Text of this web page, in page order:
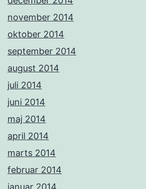
november 2014
oktober 2014
september 2014
august 2014
juli 2014
juni 2014
maj 2014
april 2014
marts 2014
februar 2014
januar 2014